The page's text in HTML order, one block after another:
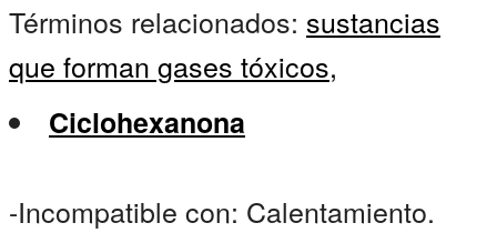
Términos relacionados: sustancias
que forman gases tóxicos,
Ciclohexanona
-Incompatible con: Calentamiento.